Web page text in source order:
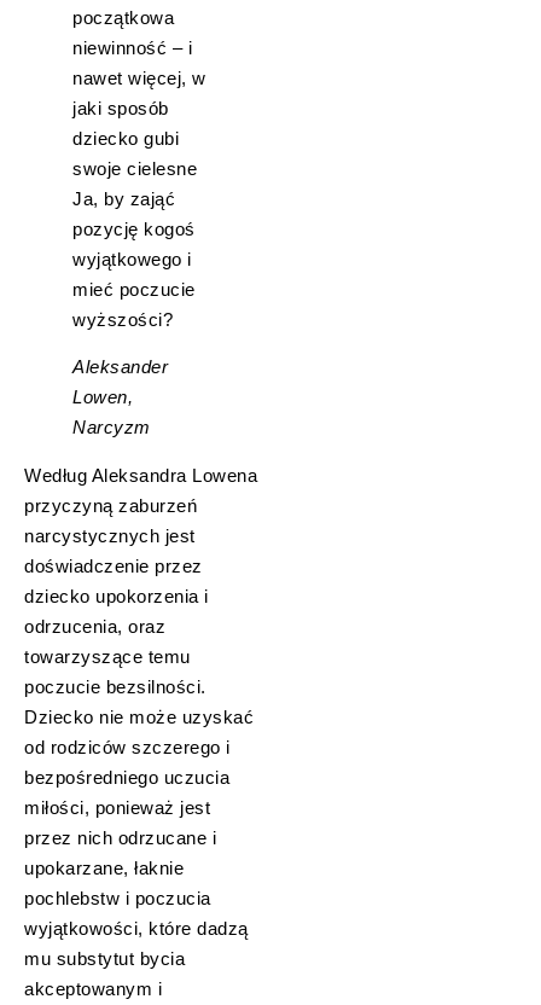
początkowa
niewinność – i
nawet więcej, w
jaki sposób
dziecko gubi
swoje cielesne
Ja, by zająć
pozycję kogoś
wyjątkowego i
mieć poczucie
wyższości?
Aleksander
Lowen,
Narcyzm
Według Aleksandra Lowena
przyczyną zaburzeń
narcystycznych jest
doświadczenie przez
dziecko upokorzenia i
odrzucenia, oraz
towarzyszące temu
poczucie bezsilności.
Dziecko nie może uzyskać
od rodziców szczerego i
bezpośredniego uczucia
miłości, ponieważ jest
przez nich odrzucane i
upokarzane, łaknie
pochlebstw i poczucia
wyjątkowości, które dadzą
mu substytut bycia
akceptowanym i